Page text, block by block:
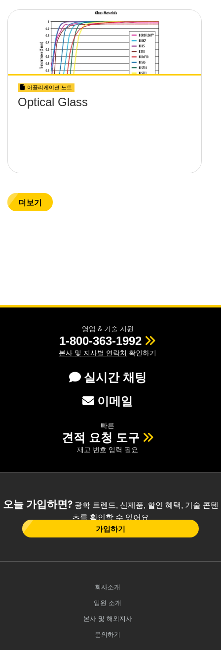
어플리케이션 노트
Optical Glass
더보기
영업 & 기술 지원
1-800-363-1992
본사 및 지사별 연락처 확인하기
실시간 채팅
이메일
빠른
견적 요청 도구
재고 번호 입력 필요
오늘 가입하면?광학 트렌드, 신제품, 할인 혜택, 기술 콘텐
츠를 확인할 수 있어요
가입하기
회사소개
임원 소개
본사 및 해외지사
문의하기